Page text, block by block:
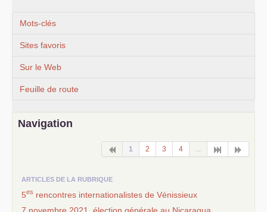
Mots-clés
Sites favoris
Sur le Web
Feuille de route
Navigation
1 2 3 4
ARTICLES DE LA RUBRIQUE
5es rencontres internationalistes de Vénissieux
7 novembre 2021, élection générale au Nicaragua